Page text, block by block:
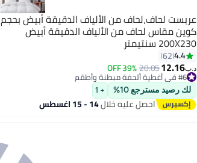
11
عربست لحاف،لحاف من الألياف الدقيقة أبيض بحجم
كوين مقاس لحاف من الألياف الدقيقة أبيض
200X230 سنتيمتر
4.4
62
د.ب‏12.16
20.05
39% OFF
#6 في أغطية ألحفة مبطنة وأطقم
#6 في أغطية ألحفة مبطنة وأطقم
لك رصيد مسترجع 10% + 1
احصل عليه خلال14 - 15 اغسطس